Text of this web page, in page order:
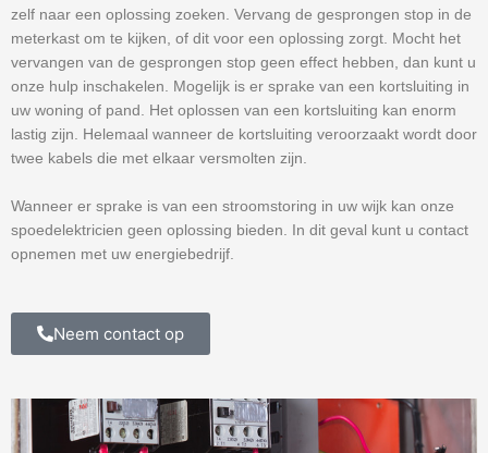
zelf naar een oplossing zoeken. Vervang de gesprongen stop in de
meterkast om te kijken, of dit voor een oplossing zorgt. Mocht het
vervangen van de gesprongen stop geen effect hebben, dan kunt u
onze hulp inschakelen. Mogelijk is er sprake van een kortsluiting in
uw woning of pand. Het oplossen van een kortsluiting kan enorm
lastig zijn. Helemaal wanneer de kortsluiting veroorzaakt wordt door
twee kabels die met elkaar versmolten zijn.
Wanneer er sprake is van een stroomstoring in uw wijk kan onze
spoedelektricien geen oplossing bieden. In dit geval kunt u contact
opnemen met uw energiebedrijf.
Neem contact op